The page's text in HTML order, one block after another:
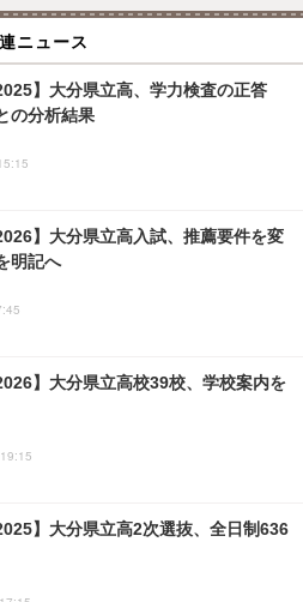
ニュース
】大分県立高、学力検査の正答
の分析結果
】大分県立高入試、推薦要件を変
明記へ
】大分県立高校39校、学校案内を
】大分県立高2次選抜、全日制636